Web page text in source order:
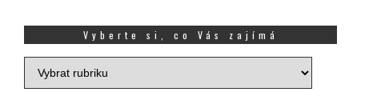
Vyberte si, co Vás zajímá
Vyberte
si,